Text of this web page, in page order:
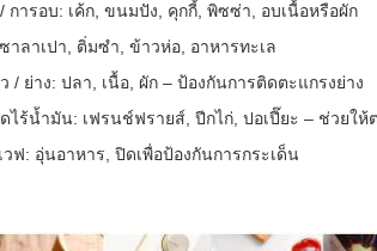
การอบ: เค้ก, ขนมปัง, คุกกี้, พิซซ่า, อบเนื้อหรือผัก
าลาเปา, ติ่มซำ, ข้าวห่อ, อาหารทะเล
/ ย่าง: ปลา, เนื้อ, ผัก – ป้องกันการติดตะแกรงย่าง
ไร้น้ำมัน: เฟรนช์ฟรายส์, ปีกไก่, ปอเปี๊ยะ – ช่วยให้
วฟ: อุ่นอาหาร, ปิดเพื่อป้องกันการกระเด็น